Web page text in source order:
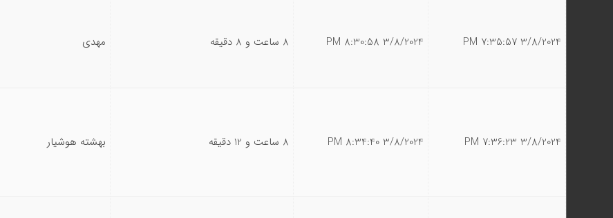
3/8/2024 7:35:57 PM
3/8/2024 8:30:58 PM 8 ساعت و 8 دقیقه مهدی
3/8/2024 7:36:23 PM
3/8/2024 8:34:40 PM 8 ساعت و 12 دقیقه بهشته هوشیار